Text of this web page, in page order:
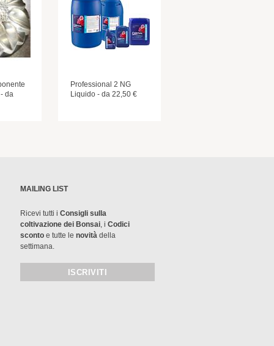
da
Professional 2 NG
Liquido - da 22,50 €
MAILING LIST
Ricevi tutti i Consigli sulla
coltivazione dei Bonsai, i Codici
sconto e tutte le novità della
settimana.